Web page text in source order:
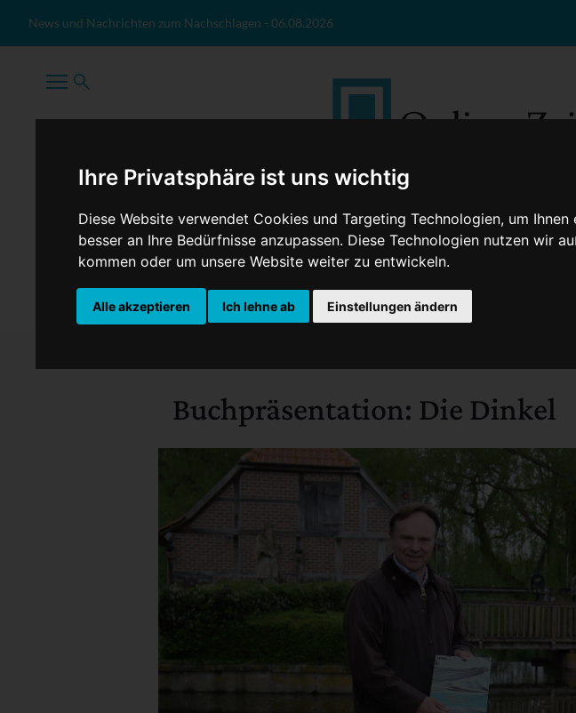
Ihre Privatsphäre ist uns wichtig
Diese Website verwendet Cookies und Targeting Technologien, um
besser an Ihre Bedürfnisse anzupassen. Diese Technologien nutzen wir
kommen oder um unsere Website weiter zu entwickeln.
Alle akzeptieren Ich lehne ab Einstellungen ändern
News und Nachrichten zum Nachschlagen - 06.08.2026
TopNews Politik Sport Wirtschaft Firmennews Gesellschaft
Buchpräsentation: Die Dinkel